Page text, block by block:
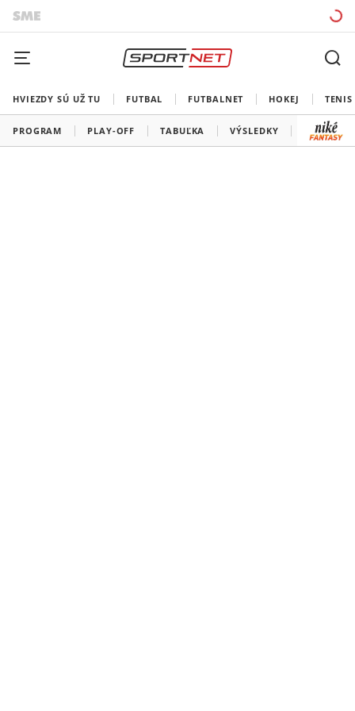
HVIEZDY SÚ UŽ TU FUTBAL FUTBALNET HOKEJ TENIS
PROGRAM PLAY-OFF TABUĽKA VÝSLEDKY ŠK